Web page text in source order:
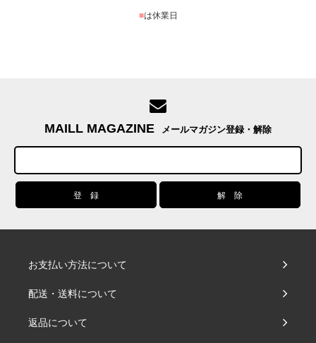
■は休業日
MAILL MAGAZINE メールマガジン登録・解除
お支払い方法について
配送・送料について
返品について